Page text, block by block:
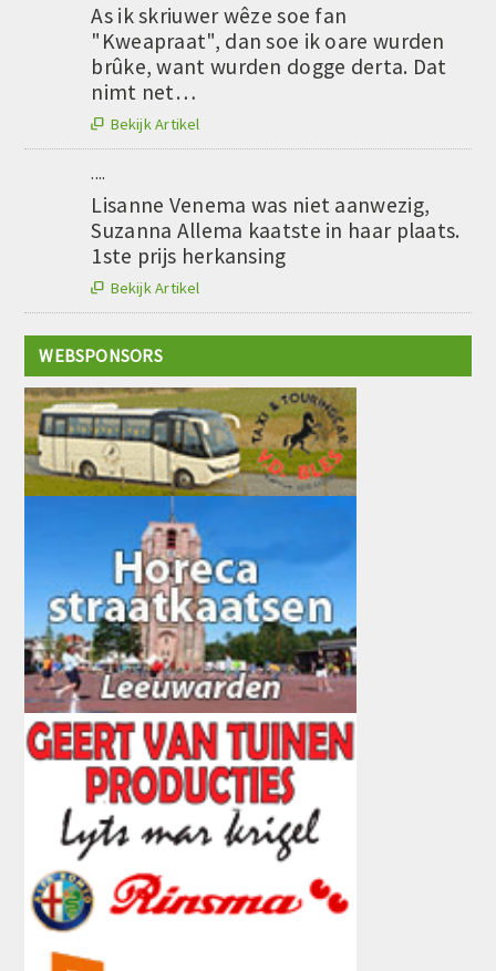
As ik skriuwer wêze soe fan
"Kweapraat", dan soe ik oare wurden
brûke, want wurden dogge derta. Dat
nimt net…
 Bekijk Artikel
....
Lisanne Venema was niet aanwezig,
Suzanna Allema kaatste in haar plaats.
1ste prijs herkansing
 Bekijk Artikel
WEBSPONSORS